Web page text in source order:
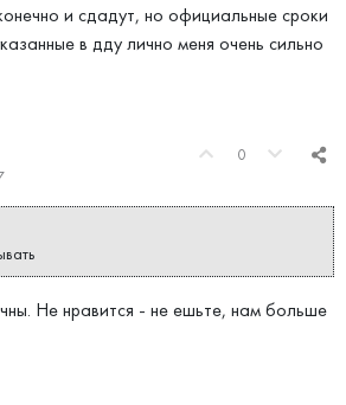
и сдадут, но официальные сроки
в дду лично меня очень сильно
0
Не нравится - не ешьте, нам больше